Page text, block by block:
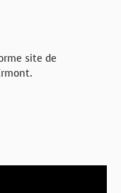
site de